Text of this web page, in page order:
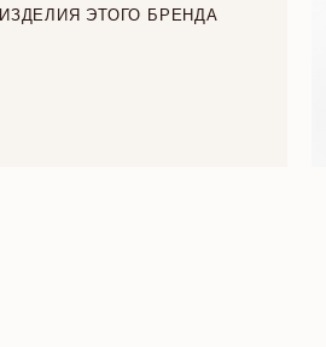
ИЗДЕЛИЯ ЭТОГО БРЕНДА